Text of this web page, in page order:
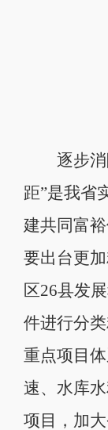
逐步消
距”是我省
建共同富
要出台更
区26县发
件进行分
重点项目
速、水库
项目，加